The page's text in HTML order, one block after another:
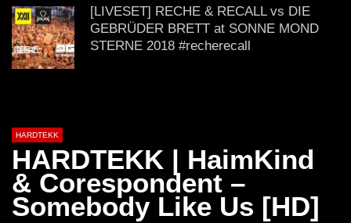
@ altes Militärgelände
Halberstadt 06.07.13 [HQ]
!◇ [HARDTEKK]
[LIVESET] RECHE & RECALL vs DIE
GEBRÜDER BRETT at SONNE MOND
STERNE 2018 #recherecall
VIDEOSET (4K) Crotekk live @ Fusion
Club Münster 02.03.2019
HARDTEKK
HARDTEKK | HaimKind
& Corespondent –
Somebody Like Us [HD]